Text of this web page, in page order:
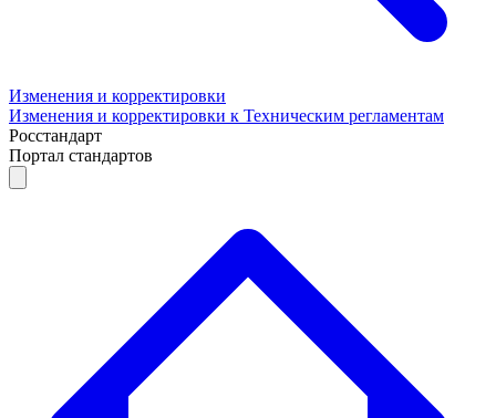
Изменения и корректировки
Изменения и корректировки к Техническим регламентам
Росстандарт
Портал стандартов